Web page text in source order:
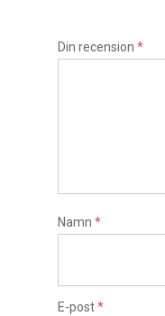
Din recension *
Namn *
E-post*